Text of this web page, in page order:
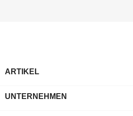
ARTIKEL
UNTERNEHMEN